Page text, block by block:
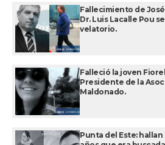
Fallecimiento de
Dr. Luis Lacalle Pou
velatorio.
Falleció la joven
Presidente de la
Maldonado.
Punta del Este: hallan